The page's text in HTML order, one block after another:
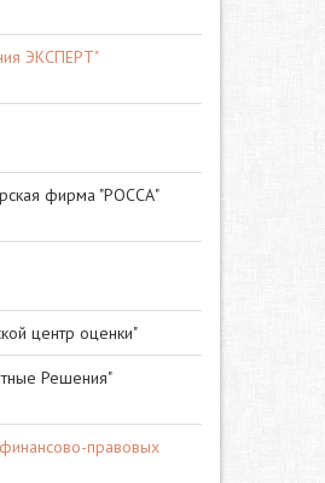
ЭКСПЕРТ"
фирма "РОССА"
центр оценки"
Решения"
правовых